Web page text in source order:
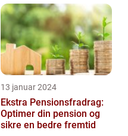
Finansfolk
13 januar 2024
Ekstra Pensionsfradrag:
Optimer din pension og
sikre en bedre fremtid